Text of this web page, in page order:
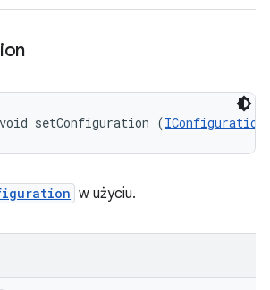
setConfiguration (IConfiguration
w użyciu.